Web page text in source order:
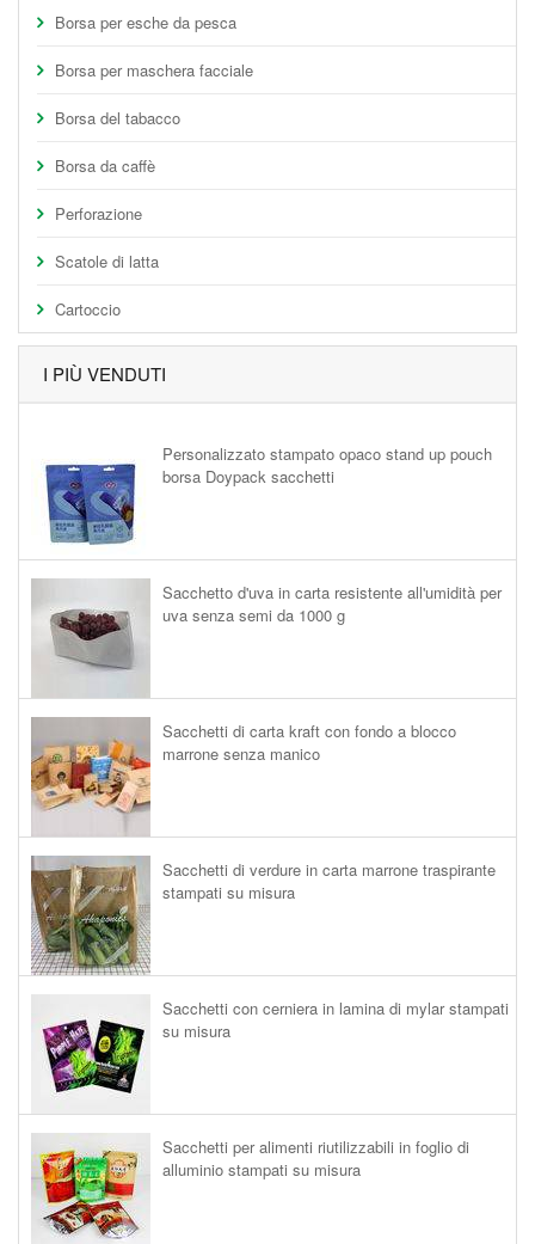
Borsa per esche da pesca
Borsa per maschera facciale
Borsa del tabacco
Borsa da caffè
Perforazione
Scatole di latta
Cartoccio
I PIÙ VENDUTI
Personalizzato stampato opaco stand up pouch
borsa Doypack sacchetti
Sacchetto d'uva in carta resistente all'umidità per
uva senza semi da 1000 g
Sacchetti di carta kraft con fondo a blocco
marrone senza manico
Sacchetti di verdure in carta marrone traspirante
stampati su misura
Sacchetti con cerniera in lamina di mylar stampati
su misura
Sacchetti per alimenti riutilizzabili in foglio di
alluminio stampati su misura